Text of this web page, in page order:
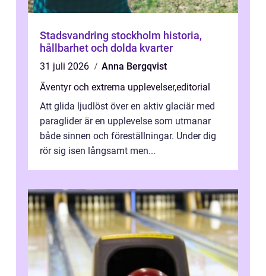
Stadsvandring stockholm historia,
hållbarhet och dolda kvarter
31 juli 2026
Anna Bergqvist
Äventyr och extrema upplevelser,editorial
Att glida ljudlöst över en aktiv glaciär med
paraglider är en upplevelse som utmanar
både sinnen och föreställningar. Under dig
rör sig isen långsamt men...